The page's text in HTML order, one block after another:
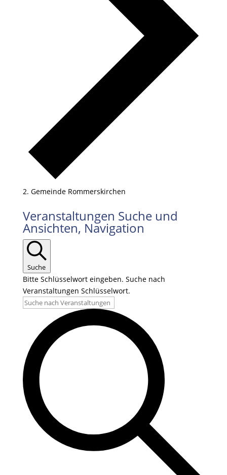
Gemeinde Rommerskirchen
Veranstaltungen
Veranstaltungen Suche und
Ansichten, Navigation
Suche
Bitte Schlüsselwort eingeben. Suche nach
Veranstaltungen Schlüsselwort.